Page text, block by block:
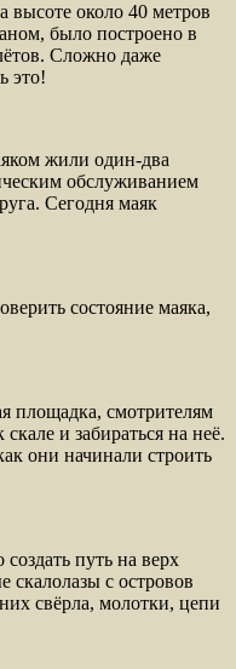
высоте около 40 метров
было построено в
Сложно даже
это!
жили один-два
обслуживанием
Сегодня маяк
состояние маяка,
площадка, смотрителям
и забираться на неё.
они начинали строить
путь на верх
с островов
свёрла, молотки, цепи